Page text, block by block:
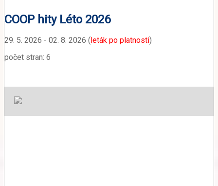
COOP hity Léto 2026
29. 5. 2026 - 02. 8. 2026 ( leták po platnosti)
počet stran: 6